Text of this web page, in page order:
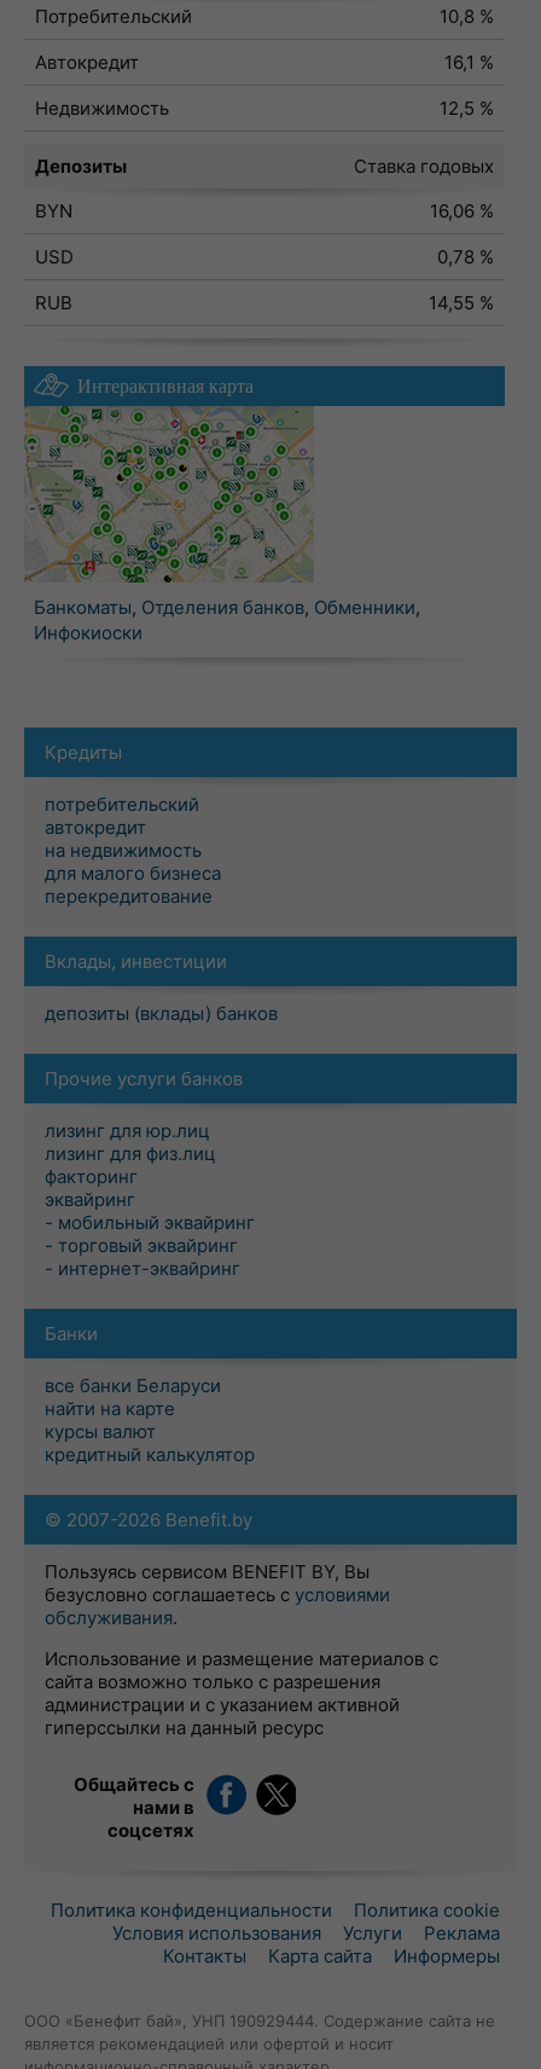
Потребительский
10,8 %
Автокредит
16,1 %
Недвижимость
12,5 %
Депозиты
Ставка годовых
BYN
16,06 %
USD
0,78 %
RUB
14,55 %
Интерактивная карта
Банкоматы, Отделения банков, Обменники,
Инфокиоски
Кредиты
потребительский
автокредит
на недвижимость
для малого бизнеса
перекредитование
Вклады, инвестиции
депозиты (вклады) банков
Прочие услуги банков
лизинг для юр.лиц
лизинг для физ.лиц
факторинг
эквайринг
- мобильный эквайринг
- торговый эквайринг
- интернет-эквайринг
Банки
все банки Беларуси
найти на карте
курсы валют
кредитный калькулятор
© 2007-2026 Benefit.by
Пользуясь сервисом BENEFIT BY, Вы
безусловно соглашаетесь с условиями
обслуживания.
Использование и размещение материалов с
сайта возможно только с разрешения
администрации и с указанием активной
гиперссылки на данный ресурс
Общайтесь с
нами в
соцсетях
Политика конфиденциальности
Политика cookie
Условия использования
Услуги
Реклама
Контакты
Карта сайта Информеры
ООО «Бенефит бай», УНП 190929444. Содержание сайта не
является рекомендацией или офертой и носит